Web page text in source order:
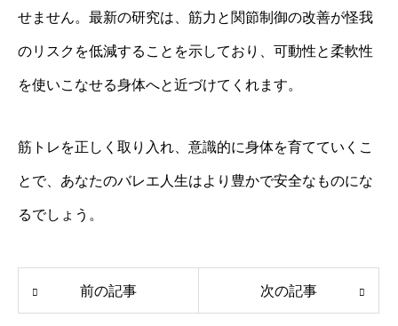
せません。最新の研究は、筋力と関節制御の改善が怪我
のリスクを低減することを示しており、可動性と柔軟性
を使いこなせる身体へと近づけてくれます。
筋トレを正しく取り入れ、意識的に身体を育てていくこ
とで、あなたのバレエ人生はより豊かで安全なものにな
るでしょう。
前の記事 次の記事